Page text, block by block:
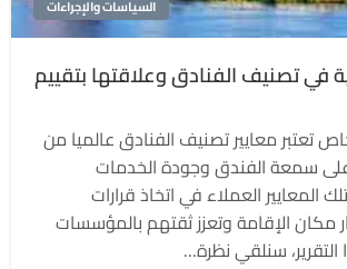
السياسات والإجراءات
في تصنيف الفنادق وعلاقتها بتقييم
تعتبر معايير تصنيف الفنادق عالميا من
على سمعة الفندق وجودة الخدمات
المعايير العملاء في اتخاذ قرارات
مكان الإقامة وتعزز ثقتهم بالمؤسسات
سنلقي نظرة…